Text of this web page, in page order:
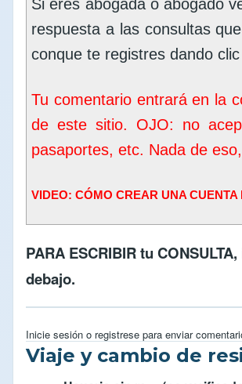
Si eres abogada o abogado
respuesta a las consultas
conque te registres dando clic
Tu comentario entrará en la
de este sitio. OJO: no
pasaportes, etc. Nada de
VIDEO: CÓMO CREAR UNA
PARA ESCRIBIR tu CONSULTA,
debajo.
Inicie sesión o registrese para enviar
Viaje y cambio de